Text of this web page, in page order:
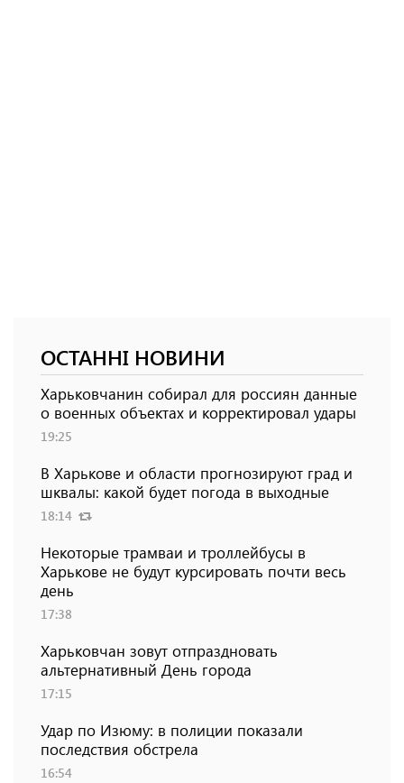
ОСТАННІ НОВИНИ
Харьковчанин собирал для россиян данные
о военных объектах и ​​корректировал удары
19:25
В Харькове и области прогнозируют град и
шквалы: какой будет погода в выходные
18:14
Некоторые трамваи и троллейбусы в
Харькове не будут курсировать почти весь
день
17:38
Харьковчан зовут отпраздновать
альтернативный День города
17:15
Удар по Изюму: в полиции показали
последствия обстрела
16:54